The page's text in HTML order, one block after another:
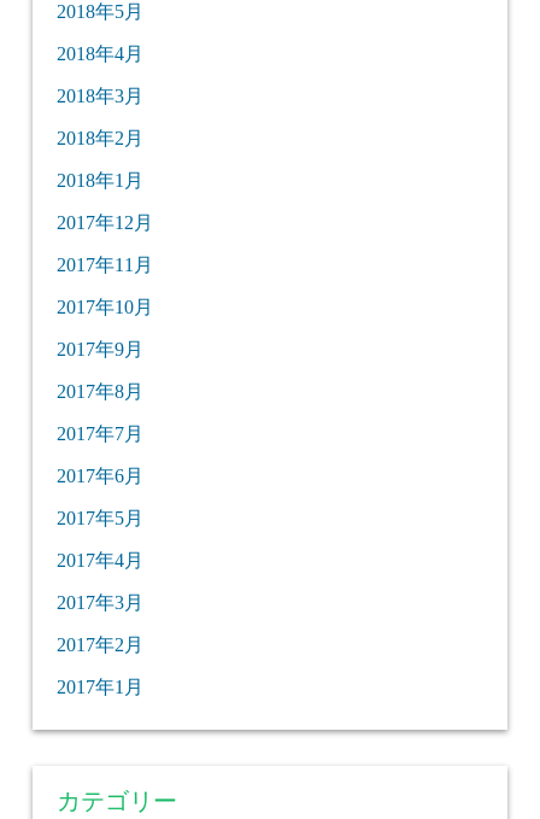
2018年5月
2018年4月
2018年3月
2018年2月
2018年1月
2017年12月
2017年11月
2017年10月
2017年9月
2017年8月
2017年7月
2017年6月
2017年5月
2017年4月
2017年3月
2017年2月
2017年1月
カテゴリー